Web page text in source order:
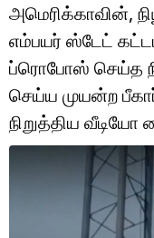
லைஃப்ஸ்டைல்
வணிகம்
டெக்னாலஜி
ஆன்மீகம்
அமெரிக்காவின்,
எம்பயர் ஸ்டேட்
ப்ரொபோஸ் செய்த
செய்ய முயன்ற
நிறுத்திய வீடியோ